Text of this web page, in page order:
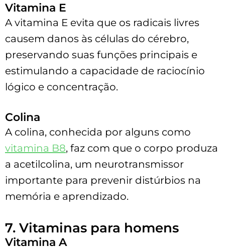
Vitamina E
A vitamina E evita que os radicais livres
causem danos às células do cérebro,
preservando suas funções principais e
estimulando a capacidade de raciocínio
lógico e concentração.
Colina
A colina, conhecida por alguns como
vitamina B8, faz com que o corpo produza
a acetilcolina, um neurotransmissor
importante para prevenir distúrbios na
memória e aprendizado.
7. Vitaminas para homens
Vitamina A